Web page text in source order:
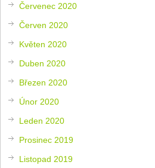
Červenec 2020
Červen 2020
Květen 2020
Duben 2020
Březen 2020
Únor 2020
Leden 2020
Prosinec 2019
Listopad 2019